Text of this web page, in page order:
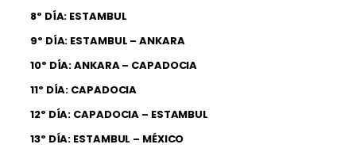
8º DÍA: ESTAMBUL
9º DÍA: ESTAMBUL – ANKARA
10º DÍA: ANKARA – CAPADOCIA
11º DÍA: CAPADOCIA
12º DÍA: CAPADOCIA – ESTAMBUL
13º DÍA: ESTAMBUL – MÉXICO